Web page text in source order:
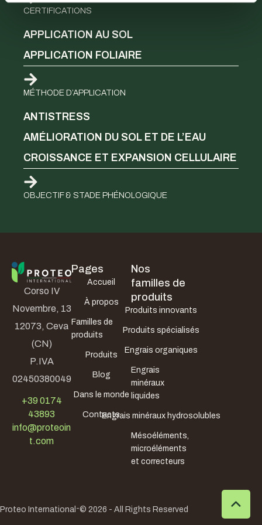
CERTIFICATIONS
APPLICATION AU SOL
APPLICATION FOLIAIRE
MÉTHODE D’APPLICATION
ANTISTRESS
AMÉLIORATION DU SOL ET DE L’EAU
CROISSANCE ET EXPANSION CELLULAIRE
OBJECTIF & STADE PHÉNOLOGIQUE
Corso IV
Novembre, 13
12073, Ceva
(CN)
P.IVA
02450380049
+39 0174
43893
info@proteoin
t.com
Pages
Accueil
À propos
Familles de
produits
Produits
Blog
Dans le monde
Contacts
Nos
familles de
produits
Produits innovants
Produits spécialisés
Engrais organiques
Engrais
minéraux
liquides
Engrais minéraux hydrosolubles
Mésoéléments,
microéléments
et correcteurs
Proteo International -© 2026 - All Rights Reserved